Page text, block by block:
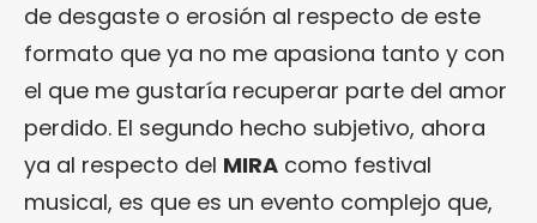
de desgaste o erosión al respecto de este
formato que ya no me apasiona tanto y con
el que me gustaría recuperar parte del amor
perdido. El segundo hecho subjetivo, ahora
ya al respecto del MIRA como festival
musical, es que es un evento complejo que,